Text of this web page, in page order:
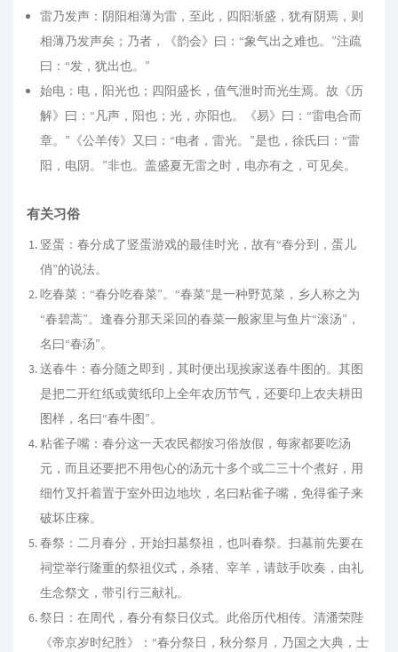
雷乃发声：阴阳相薄为雷，至此，四阳渐盛，犹有阴焉，则
相薄乃发声矣；乃者，《韵会》曰：“象气出之难也。”注疏
曰：“发，犹出也。”
始电：电，阳光也；四阳盛长，值气泄时而光生焉。故《历
解》曰：“凡声，阳也；光，亦阳也。《易》曰：“雷电合而
章。”《公羊传》又曰：“电者，雷光。”是也，徐氏曰：“雷
阳，电阴。”非也。盖盛夏无雷之时，电亦有之，可见矣。
有关习俗
竖蛋：春分成了竖蛋游戏的最佳时光，故有“春分到，蛋儿
俏”的说法。
吃春菜：“春分吃春菜”。“春菜”是一种野苋菜，乡人称之为
“春碧蒿”。逢春分那天采回的春菜一般家里与鱼片“滚汤”，
名曰“春汤”。
送春牛：春分随之即到，其时便出现挨家送春牛图的。其图
是把二开红纸或黄纸印上全年农历节气，还要印上农夫耕田
图样，名曰“春牛图”。
粘雀子嘴：春分这一天农民都按习俗放假，每家都要吃汤
元，而且还要把不用包心的汤元十多个或二三十个煮好，用
细竹叉扦着置于室外田边地坎，名曰粘雀子嘴，免得雀子来
破坏庄稼。
春祭：二月春分，开始扫墓祭祖，也叫春祭。扫墓前先要在
祠堂举行隆重的祭祖仪式，杀猪、宰羊，请鼓手吹奏，由礼
生念祭文，带引行三献礼。
祭日：在周代，春分有祭日仪式。此俗历代相传。清潘荣陛
《帝京岁时纪胜》：“春分祭日，秋分祭月，乃国之大典，士